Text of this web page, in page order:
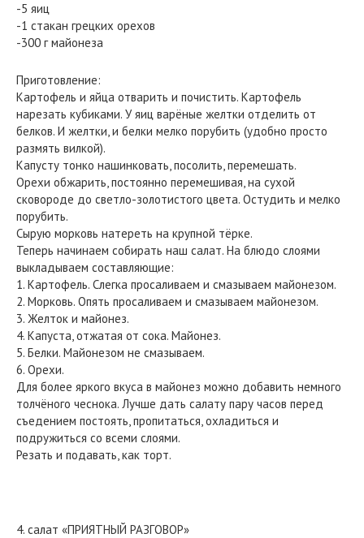
-5 яиц
-1 стакан грецких орехов
-300 г майонеза
Приготовление:
Картофель и яйца отварить и почистить. Картофель
нарезать кубиками. У яиц варёные желтки отделить от
белков. И желтки, и белки мелко порубить (удобно просто
размять вилкой).
Капусту тонко нашинковать, посолить, перемешать.
Орехи обжарить, постоянно перемешивая, на сухой
сковороде до светло-золотистого цвета. Остудить и мелко
порубить.
Сырую морковь натереть на крупной тёрке.
Теперь начинаем собирать наш салат. На блюдо слоями
выкладываем составляющие:
1. Картофель. Слегка просаливаем и смазываем майонезом.
2. Морковь. Опять просаливаем и смазываем майонезом.
3. Желток и майонез.
4. Капуста, отжатая от сока. Майонез.
5. Белки. Майонезом не смазываем.
6. Орехи.
Для более яркого вкуса в майонез можно добавить немного
толчёного чеснока. Лучше дать салату пару часов перед
съедением постоять, пропитаться, охладиться и
подружиться со всеми слоями.
Резать и подавать, как торт.
4. салат «ПРИЯТНЫЙ РАЗГОВОР»